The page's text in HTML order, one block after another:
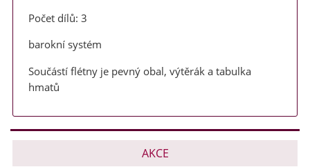
Počet dílů: 3
barokní systém
Součástí flétny je pevný obal, výtěrák a tabulka
hmatů
AKCE